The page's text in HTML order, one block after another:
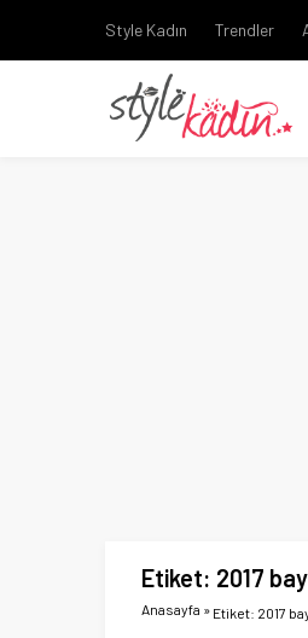
Style Kadın Trendler
Etiket: 2017
Anasayfa » Etiket: 2017